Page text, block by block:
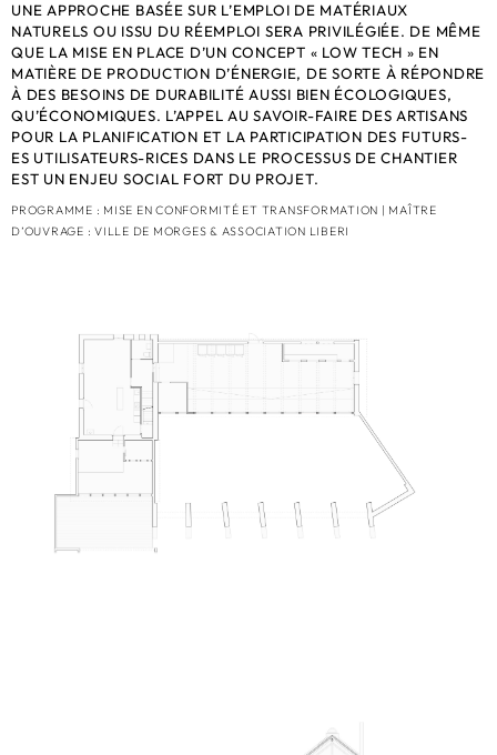
UNE APPROCHE BASÉE SUR L’EMPLOI DE MATÉRIAUX
NATURELS OU ISSU DU RÉEMPLOI SERA PRIVILÉGIÉE. DE MÊME
QUE LA MISE EN PLACE D’UN CONCEPT « LOW TECH » EN
MATIÈRE DE PRODUCTION D’ÉNERGIE, DE SORTE À RÉPONDRE
À DES BESOINS DE DURABILITÉ AUSSI BIEN ÉCOLOGIQUES,
QU’ÉCONOMIQUES. L’APPEL AU SAVOIR-FAIRE DES ARTISANS
POUR LA PLANIFICATION ET LA PARTICIPATION DES FUTURS-
ES UTILISATEURS-RICES DANS LE PROCESSUS DE CHANTIER
EST UN ENJEU SOCIAL FORT DU PROJET.
PROGRAMME : MISE EN CONFORMITÉ ET TRANSFORMATION | MAÎTRE
D’OUVRAGE : VILLE DE MORGES & ASSOCIATION LIBERI